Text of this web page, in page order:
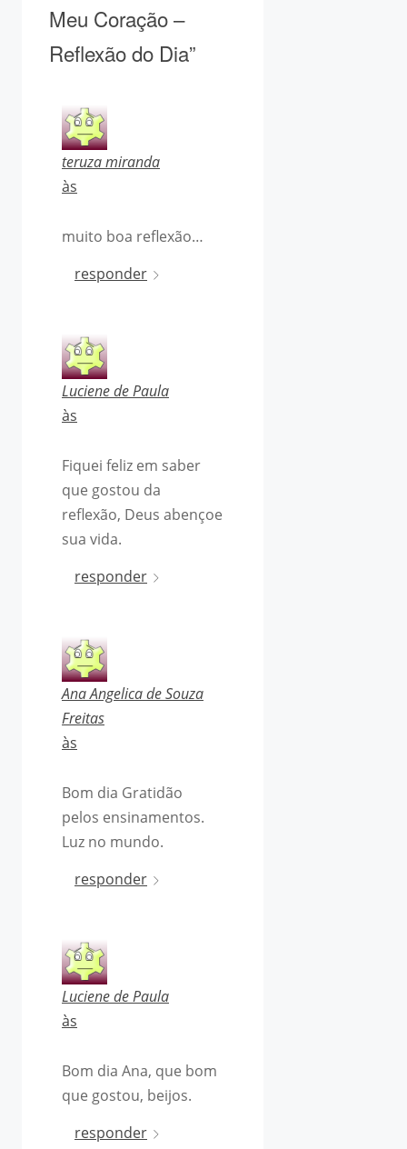
Meu Coração –
Reflexão do Dia”
teruza miranda
às
muito boa reflexão…
responder
Luciene de Paula
às
Fiquei feliz em saber
que gostou da
reflexão, Deus abençoe
sua vida.
responder
Ana Angelica de Souza
Freitas
às
Bom dia Gratidão
pelos ensinamentos.
Luz no mundo.
responder
Luciene de Paula
às
Bom dia Ana, que bom
que gostou, beijos.
responder